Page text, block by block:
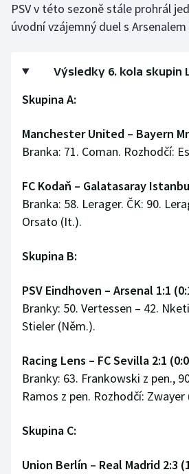
PSV v této sezoně stále prohrál
úvodní vzájemný duel s Arsenalem
Výsledky 6. kola skupin
Skupina A:
Manchester United – Bayern
Branka: 71. Coman. Rozhodčí:
FC Kodaň – Galatasaray
Branka: 58. Lerager. ČK: 90.
Orsato (It.).
Skupina B:
PSV Eindhoven – Arsenal 1:1
Branky: 50. Vertessen – 42.
Stieler (Něm.).
Racing Lens – FC Sevilla 2:1
Branky: 63. Frankowski z pen.,
Ramos z pen. Rozhodčí: Zwayer
Skupina C:
Union Berlín – Real Madrid 2:3